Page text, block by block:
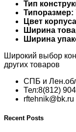
Тип
Типоразмер:
Цвет
Ширина
Ширина
Широкий выбор
других товаров
СПБ и
Тел:8(812)
rftehnik@bk.ru
Recent Posts